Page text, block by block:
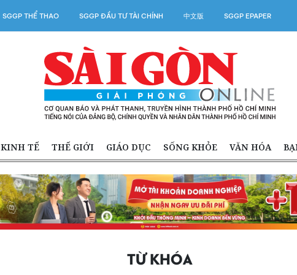
SGGP THỂ THAO SGGP ĐẦU TƯ TÀI CHÍNH 中文版 SGGP EPAPER
KINH TẾ THẾ GIỚI GIÁO DỤC SỐNG KHỎE VĂN HÓA
TỪ KHÓA